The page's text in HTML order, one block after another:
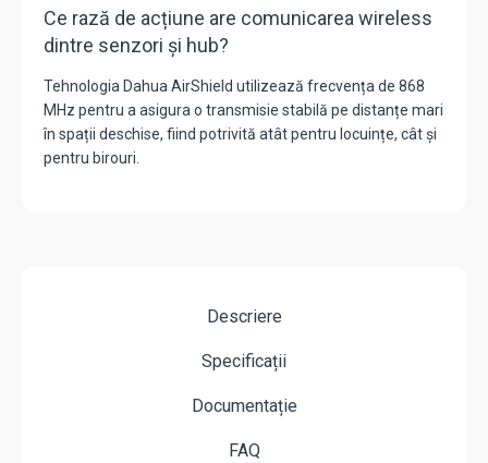
Ce rază de acțiune are comunicarea wireless
dintre senzori și hub?
Tehnologia Dahua AirShield utilizează frecvența de 868
MHz pentru a asigura o transmisie stabilă pe distanțe mari
în spații deschise, fiind potrivită atât pentru locuințe, cât și
pentru birouri.
Descriere
Specificații
Documentație
FAQ